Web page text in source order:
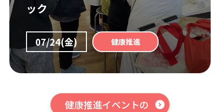
ック
07/24(金) 健康推進
健康推進イベントの